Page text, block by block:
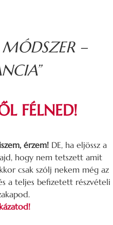
MÓDSZER –
FÉLNED!
érzem! DE, ha eljössz a
hogy nem tetszett amit
csak szólj nekem még az
a teljes befizetett részvételi